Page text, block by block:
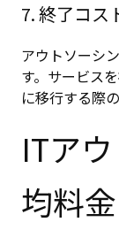
7. 終了コス
アウトソーシ
す。サービス
に移行する際
ITア
均料金